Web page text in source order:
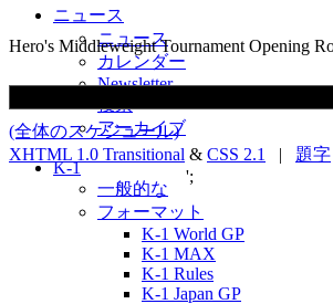
ニュース
ニュース
カレンダー
Newsletter
投票
アーカイブ
K-1
一般的な
フォーマット
K-1 World GP
K-1 MAX
K-1 Rules
K-1 Japan GP
Hero's Middleweight Tournament Opening
(全体のスケジュール)
XHTML 1.0 Transitional & CSS 2.1 | 題字
';